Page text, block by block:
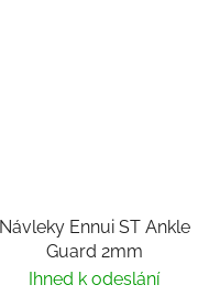
Návleky Ennui ST Ankle
Guard 2mm
Ihned k odeslání